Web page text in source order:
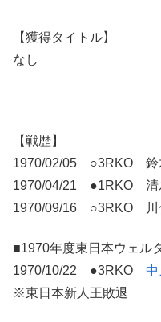
【獲得タイトル】
なし
【戦歴】
1970/02/05 ○3RKO 鈴
1970/04/21 ●1RKO 清
1970/09/16 ○3RKO 川
■1970年度東日本ウェル
1970/10/22 ●3RKO 中
※東日本新人王敗退